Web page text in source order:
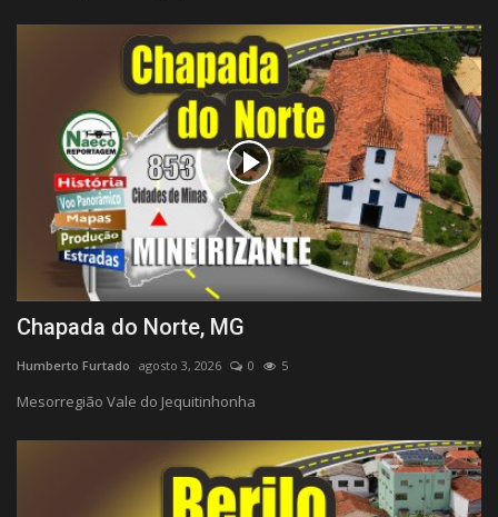
Chapada do Norte, MG
Humberto Furtado agosto 3, 2026 0 5
Mesorregião Vale do Jequitinhonha